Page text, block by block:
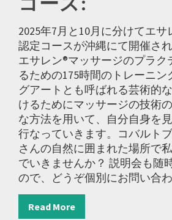
2025年7月と10月に分けてエサ
認定コースが沖縄にて開催さ
エサレン®マッサージのプラク
るための175時間のトレーニン
グアートとも呼ばれる芸術的
けるためにマッサージの技術
な方法を用いて、自分自身を
行なっていきます。コバルト
さんの自然に囲まれた場所で
でいきませんか？ 説明会も随
ので、どうぞ個別にお問い合
Read More